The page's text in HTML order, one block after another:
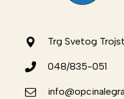
Trg Svetog
048/835-051